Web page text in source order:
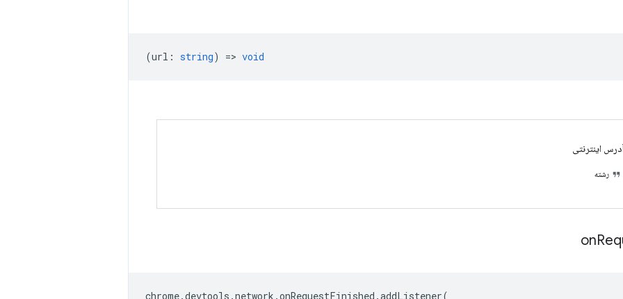
(url : string) => void
اینترنتی
رشته
on
chrome.devtools .network .onRequestFinished .addListener(